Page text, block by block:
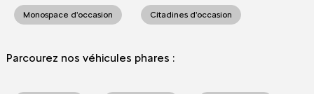
Monospace d'occasion Citadines d'occasion
Parcourez nos véhicules phares :